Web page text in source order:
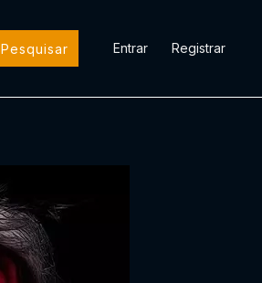
Pesquisar Entrar Registrar